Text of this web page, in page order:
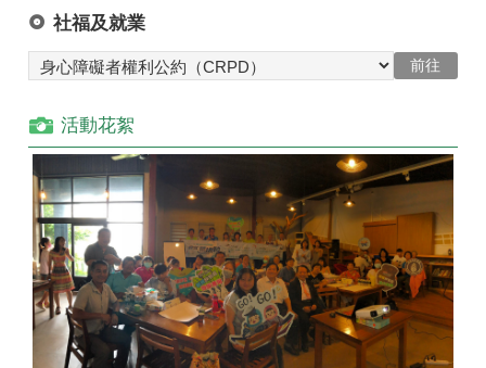
社福及就業
活動花絮